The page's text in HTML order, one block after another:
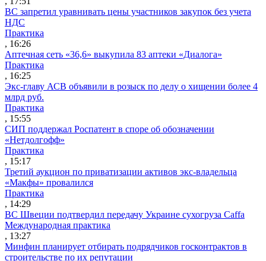
ВС запретил уравнивать цены участников закупок без учета
НДС
Практика
, 16:26
Аптечная сеть «36,6» выкупила 83 аптеки «Диалога»
Практика
, 16:25
Экс-главу АСВ объявили в розыск по делу о хищении более 4
млрд руб.
Практика
, 15:55
СИП поддержал Роспатент в споре об обозначении
«Нетдолгофф»
Практика
, 15:17
Третий аукцион по приватизации активов экс-владельца
«Макфы» провалился
Практика
, 14:29
ВС Швеции подтвердил передачу Украине сухогруза Caffa
Международная практика
, 13:27
Минфин планирует отбирать подрядчиков госконтрактов в
строительстве по их репутации